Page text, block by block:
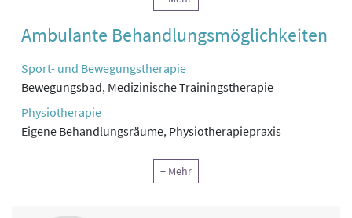
Ergotherapie, Arbeitstherapie und andere funktionelle
Therapie
Reha-Pflege
Physikalische Therapie
Rekreationstherapie
Ambulante Behandlungsmöglichkeiten
Sport- und Bewegungstherapie
Bewegungsbad, Medizinische Trainingstherapie
Physiotherapie
Eigene Behandlungsräume, Physiotherapiepraxis
+ Mehr